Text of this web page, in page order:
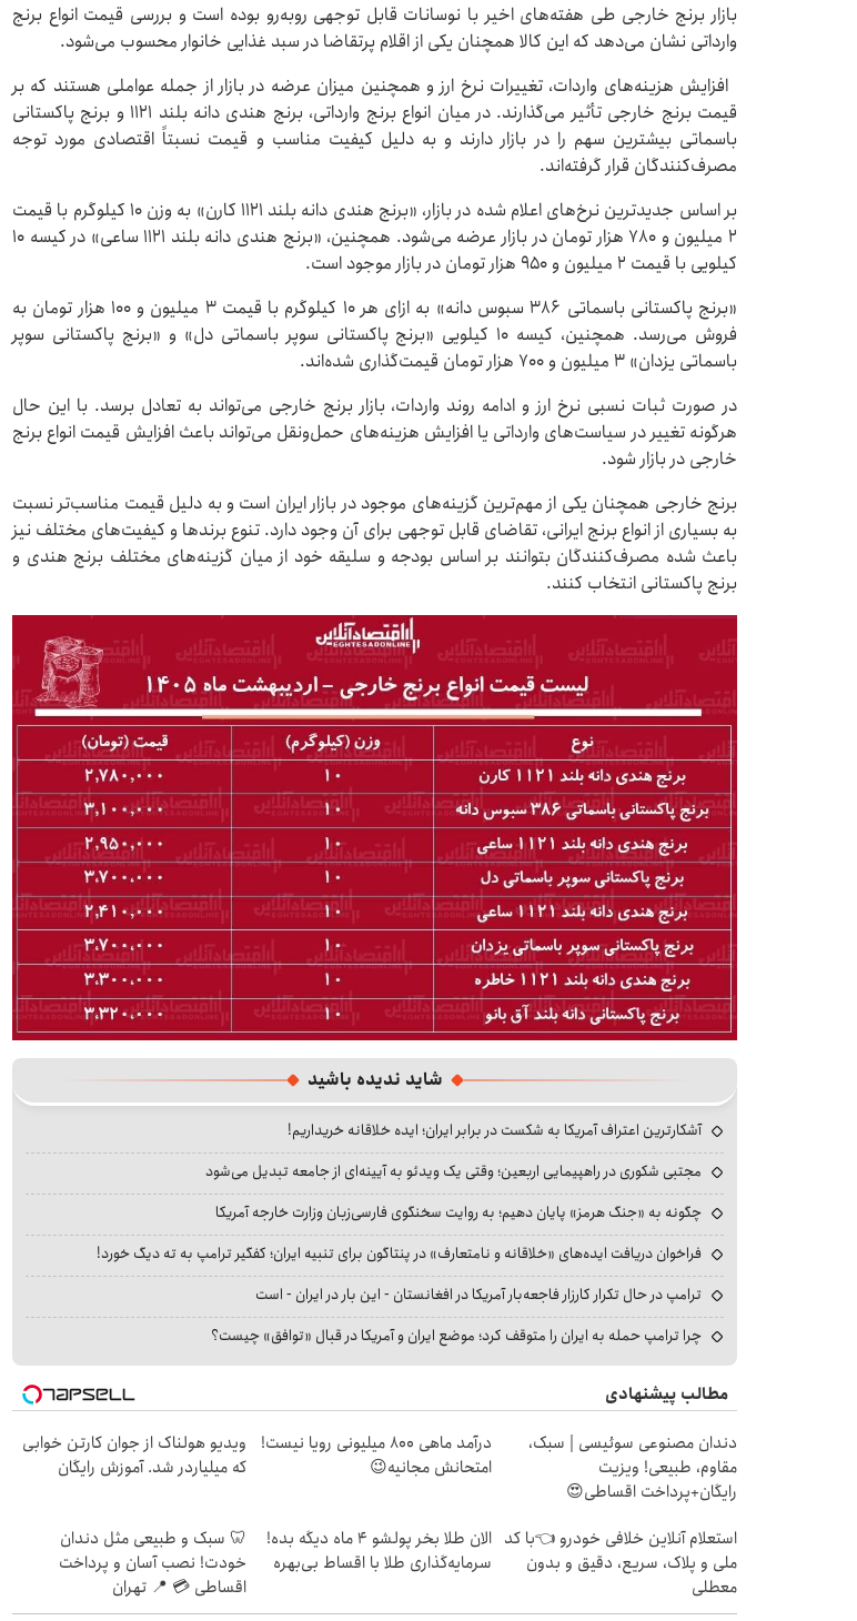
بازار برنج خارجی طی هفته‌های اخیر با نوسانات قابل توجهی روبه‌رو بوده است و بررسی قیمت انواع برنج
وارداتی نشان می‌دهد که این کالا همچنان یکی از اقلام پرتقاضا در سبد غذایی خانوار محسوب می‌شود.
افزایش هزینه‌های واردات، تغییرات نرخ ارز و همچنین میزان عرضه در بازار از جمله عواملی هستند که بر
قیمت برنج خارجی تأثیر می‌گذارند. در میان انواع برنج وارداتی، برنج هندی دانه بلند ۱۱۲۱ و برنج پاکستانی
باسماتی بیشترین سهم را در بازار دارند و به دلیل کیفیت مناسب و قیمت نسبتاً اقتصادی مورد توجه
مصرف‌کنندگان قرار گرفته‌اند.
بر اساس جدیدترین نرخ‌های اعلام شده در بازار، «برنج هندی دانه بلند ۱۱۲۱ کارن» به وزن ۱۰ کیلوگرم با قیمت
۲ میلیون و ۷۸۰ هزار تومان در بازار عرضه می‌شود. همچنین، «برنج هندی دانه بلند ۱۱۲۱ ساعی» در کیسه ۱۰
کیلویی با قیمت ۲ میلیون و ۹۵۰ هزار تومان در بازار موجود است.
«برنج پاکستانی باسماتی ۳۸۶ سبوس دانه» به ازای هر ۱۰ کیلوگرم با قیمت ۳ میلیون و ۱۰۰ هزار تومان به
فروش می‌رسد. همچنین، کیسه ۱۰ کیلویی «برنج پاکستانی سوپر باسماتی دل» و «برنج پاکستانی سوپر
باسماتی یزدان» ۳ میلیون و ۷۰۰ هزار تومان قیمت‌گذاری شده‌اند.
در صورت ثبات نسبی نرخ ارز و ادامه روند واردات، بازار برنج خارجی می‌تواند به تعادل برسد. با این حال
هرگونه تغییر در سیاست‌های وارداتی یا افزایش هزینه‌های حمل‌ونقل می‌تواند باعث افزایش قیمت انواع برنج
خارجی در بازار شود.
برنج خارجی همچنان یکی از مهم‌ترین گزینه‌های موجود در بازار ایران است و به دلیل قیمت مناسب‌تر نسبت
به بسیاری از انواع برنج ایرانی، تقاضای قابل توجهی برای آن وجود دارد. تنوع برندها و کیفیت‌های مختلف نیز
باعث شده مصرف‌کنندگان بتوانند بر اساس بودجه و سلیقه خود از میان گزینه‌های مختلف برنج هندی و
برنج پاکستانی انتخاب کنند.
شاید ندیده باشید
آشکارترین اعتراف آمریکا به شکست در برابر ایران؛ ایده خلاقانه خریداریم!
مجتبی شکوری در راهپیمایی اربعین؛ وقتی یک ویدئو به آیینه‌ای از جامعه تبدیل می‌شود
چگونه به «جنگ هرمز» پایان دهیم؛ به روایت سخنگوی فارسی‌زبان وزارت خارجه آمریکا
فراخوان دریافت ایده‌های «خلاقانه و نامتعارف» در پنتاگون برای تنبیه ایران؛ کفگیر ترامپ به ته دیگ خورد!
ترامپ در حال تکرار کارزار فاجعه‌بار آمریکا در افغانستان - این بار در ایران - است
چرا ترامپ حمله به ایران را متوقف کرد؛ موضع ایران و آمریکا در قبال «توافق» چیست؟
مطالب پیشنهادی
دندان مصنوعی سوئیسی | سبک،
مقاوم، طبیعی! ویزیت
رایگان+پرداخت اقساطی😍
درآمد ماهی 800 میلیونی رویا نیست!
امتحانش مجانیه😉
ویدیو هولناک از جوان کارتن خوابی
که میلیاردر شد. آموزش رایگان
استعلام آنلاین خلافی خودرو 👈با کد
ملی و پلاک، سریع، دقیق و بدون
معطلی
الان طلا بخر پولشو 4 ماه دیگه بده!
سرمایه‌گذاری طلا با اقساط بی‌بهره
🦷 سبک و طبیعی مثل دندان
خودت! نصب آسان و پرداخت
اقساطی 💳 📍 تهران